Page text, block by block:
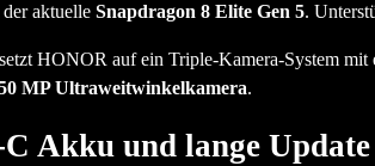
aktuelle Snapdragon 8 Elite Gen 5.
HONOR auf ein Triple-Kamera-System mit
MP Ultraweitwinkelkamera.
Akku und lange